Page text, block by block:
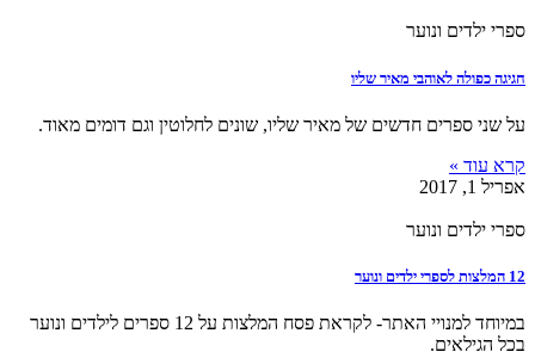
ספרי ילדים ונוער
חגיגה כפולה לאוהבי מאיר שליו
על שני ספרים חדשים של מאיר שליו, שונים לחלוטין וגם דומים מאוד.
קרא עוד »
אפריל 1, 2017
ספרי ילדים ונוער
12 המלצות לספרי ילדים ונוער
במיוחד למנויי האתר- לקראת פסח המלצות על 12 ספרים לילדים ונוער
בכל הגילאים.